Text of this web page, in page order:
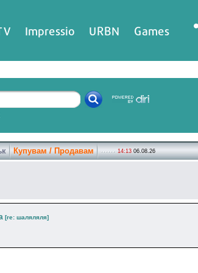
Impressio URBN Games
Купувам / Продавам 14:13 06.08.26
[re: шаляляля]